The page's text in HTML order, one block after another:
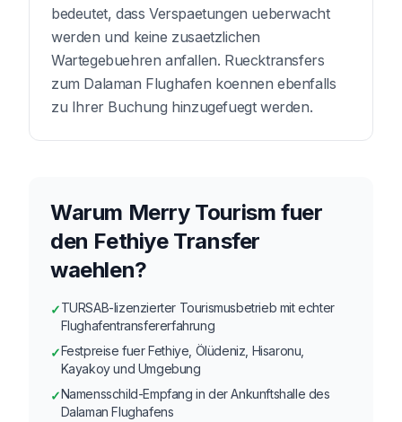
bedeutet, dass Verspaetungen ueberwacht
werden und keine zusaetzlichen
Wartegebuehren anfallen. Ruecktransfers
zum Dalaman Flughafen koennen ebenfalls
zu Ihrer Buchung hinzugefuegt werden.
Warum Merry Tourism fuer
den Fethiye Transfer
waehlen?
✓TURSAB-lizenzierter Tourismusbetrieb mit echter
Flughafentransfererfahrung
✓Festpreise fuer Fethiye, Ölüdeniz, Hisaronu,
Kayakoy und Umgebung
✓Namensschild-Empfang in der Ankunftshalle des
Dalaman Flughafens